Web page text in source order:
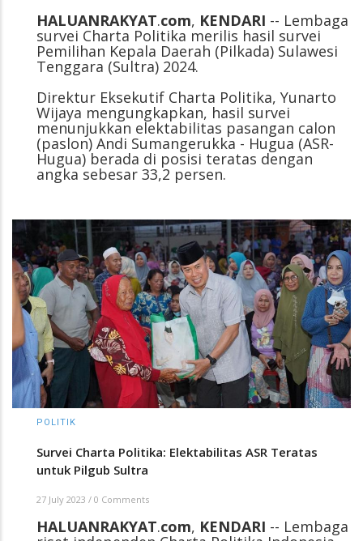
HALUANRAKYAT.com, KENDARI -- Lembaga
survei Charta Politika merilis hasil survei
Pemilihan Kepala Daerah (Pilkada) Sulawesi
Tenggara (Sultra) 2024.
Direktur Eksekutif Charta Politika, Yunarto
Wijaya mengungkapkan, hasil survei
menunjukkan elektabilitas pasangan calon
(paslon) Andi Sumangerukka - Hugua (ASR-
Hugua) berada di posisi teratas dengan
angka sebesar 33,2 persen.
POLITIK
Survei Charta Politika: Elektabilitas ASR Teratas
untuk Pilgub Sultra
27 July 2023 / 0 Comments
HALUANRAKYAT.com, KENDARI -- Lembaga